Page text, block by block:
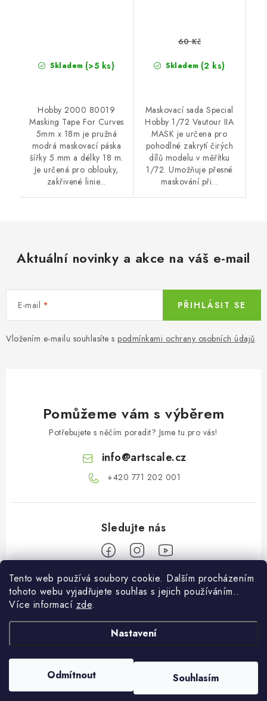
Tento web používá soubory cookie. Dalším procházením
tohoto webu vyjadřujete souhlas s jejich používáním..
Více informací zde.
Nastavení
Odmítnout Souhlasím
Skladem (>5 ks)
Hobby 2000 80019
Masking Tape For Curves
5mm x 18m je pružná
modrá maskovací páska
šířky 5 mm a délky 18 m.
Je určená pro oblouky,
zakřivené linie...
Skladem (2 ks)
60 Kč
Maskovací sada Special
Hobby 1/72 Vautour IIA
MASK je určena pro
pohodlné zakrytí čirých
dílů modelu v měřítku
1/72. Umožňuje přesné
maskování při...
Aktuální novinky a akce na váš e-mail
E-mail
Vložením e-mailu souhlasíte s podmínkami ochrany osobních údajů
PŘIHLÁSIT SE
Pomůžeme vám s výběrem
Potřebujete s něčím poradit? Jsme tu pro vás!
info@artscale.cz
+420 771 202 001​
Informace pro vás
Doprava a platba
Obchodní podmínky
Můj účet
Registrace
Vytvořil Shoptet Premium
Copyright 2026Art Scale Kit Distribution . Všechna práva vyhrazena.